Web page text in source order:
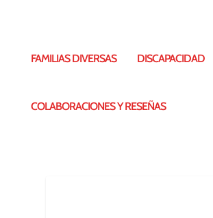
FAMILIAS DIVERSAS DISCAPACIDAD
COLABORACIONES Y RESEÑAS